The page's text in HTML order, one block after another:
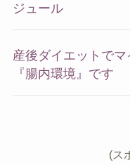
ジュール
産後ダイエットで
『腸内環境』です
(ス